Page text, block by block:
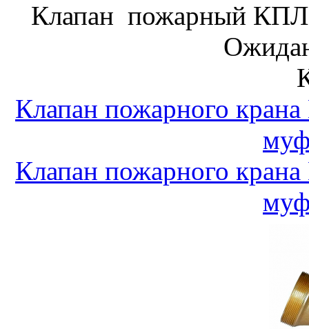
Клапан пожарный
Клапан пожарного
Клапан пожарного